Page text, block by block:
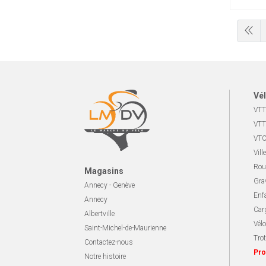
Magasins
Annecy - Genève
Annecy
Albertville
Saint-Michel-de-Maurienne
Contactez-nous
Notre histoire
Ville